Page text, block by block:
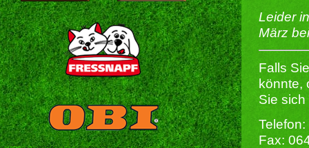
Leider
März
Falls
könnte,
Sie sich
Fax: